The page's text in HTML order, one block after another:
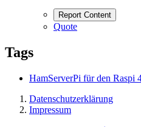
Report Content
Quote
Tags
HamServerPi für den Raspi
Datenschutzerklärung
Impressum